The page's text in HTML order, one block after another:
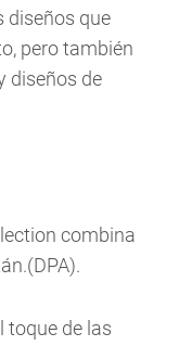
diseños que
pero también
diseños de
combina
toque de las